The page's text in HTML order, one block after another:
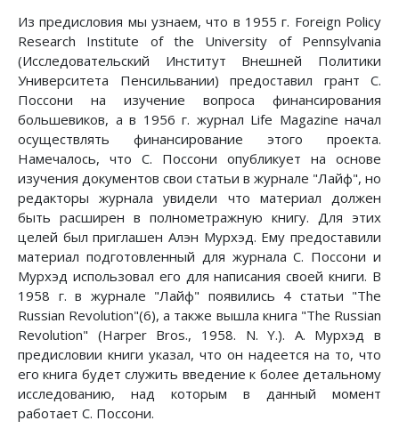
Из предисловия мы узнаем, что в 1955 г. Foreign Policy
Research Institute of the University of Pennsylvania
(Исследовательский Институт Внешней Политики
Университета Пенсильвании) предоставил грант С.
Поссони на изучение вопроса финансирования
большевиков, а в 1956 г. журнал Life Magazine начал
осуществлять финансирование этого проекта.
Намечалось, что С. Поссони опубликует на основе
изучения документов свои статьи в журнале "Лайф", но
редакторы журнала увидели что материал должен
быть расширен в полнометражную книгу. Для этих
целей был приглашен Алэн Мурхэд. Ему предоставили
материал подготовленный для журнала С. Поссони и
Мурхэд использовал его для написания своей книги. В
1958 г. в журнале "Лайф" появились 4 статьи "The
Russian Revolution"(6), а также вышла книга "The Russian
Revolution" (Harper Bros., 1958. N. Y.). А. Мурхэд в
предисловии книги указал, что он надеется на то, что
его книга будет служить введение к более детальному
исследованию, над которым в данный момент
работает С. Поссони.